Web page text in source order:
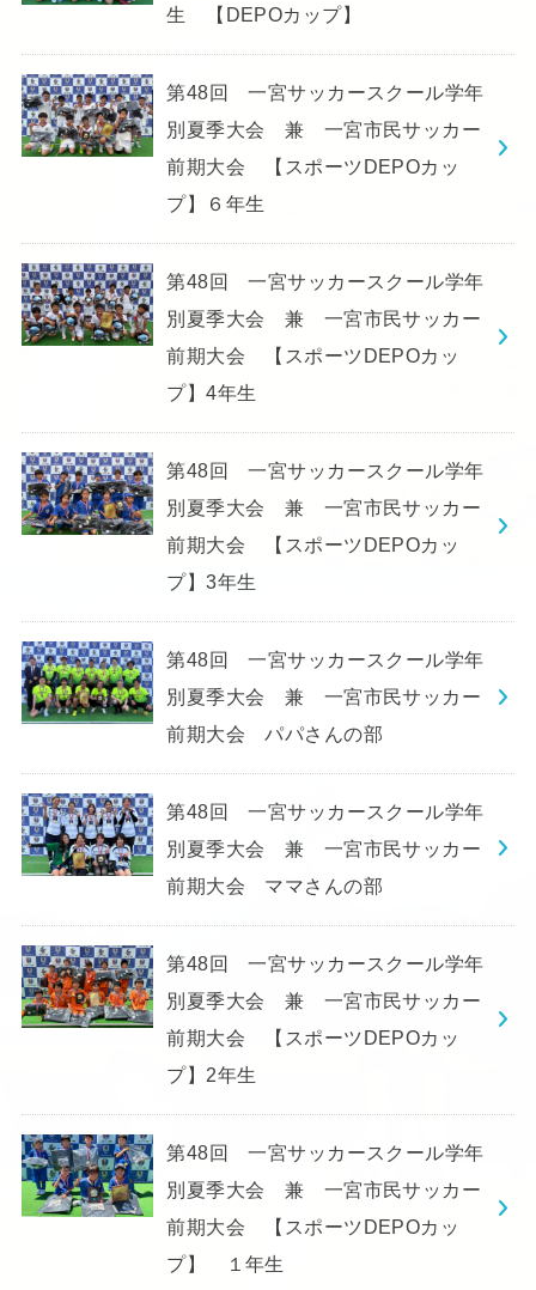
生 【DEPOカップ】
第48回 一宮サッカースクール学年
別夏季大会 兼 一宮市民サッカー
前期大会 【スポーツDEPOカッ
プ】６年生
第48回 一宮サッカースクール学年
別夏季大会 兼 一宮市民サッカー
前期大会 【スポーツDEPOカッ
プ】4年生
第48回 一宮サッカースクール学年
別夏季大会 兼 一宮市民サッカー
前期大会 【スポーツDEPOカッ
プ】3年生
第48回 一宮サッカースクール学年
別夏季大会 兼 一宮市民サッカー
前期大会 パパさんの部
第48回 一宮サッカースクール学年
別夏季大会 兼 一宮市民サッカー
前期大会 ママさんの部
第48回 一宮サッカースクール学年
別夏季大会 兼 一宮市民サッカー
前期大会 【スポーツDEPOカッ
プ】2年生
第48回 一宮サッカースクール学年
別夏季大会 兼 一宮市民サッカー
前期大会 【スポーツDEPOカッ
プ】 １年生